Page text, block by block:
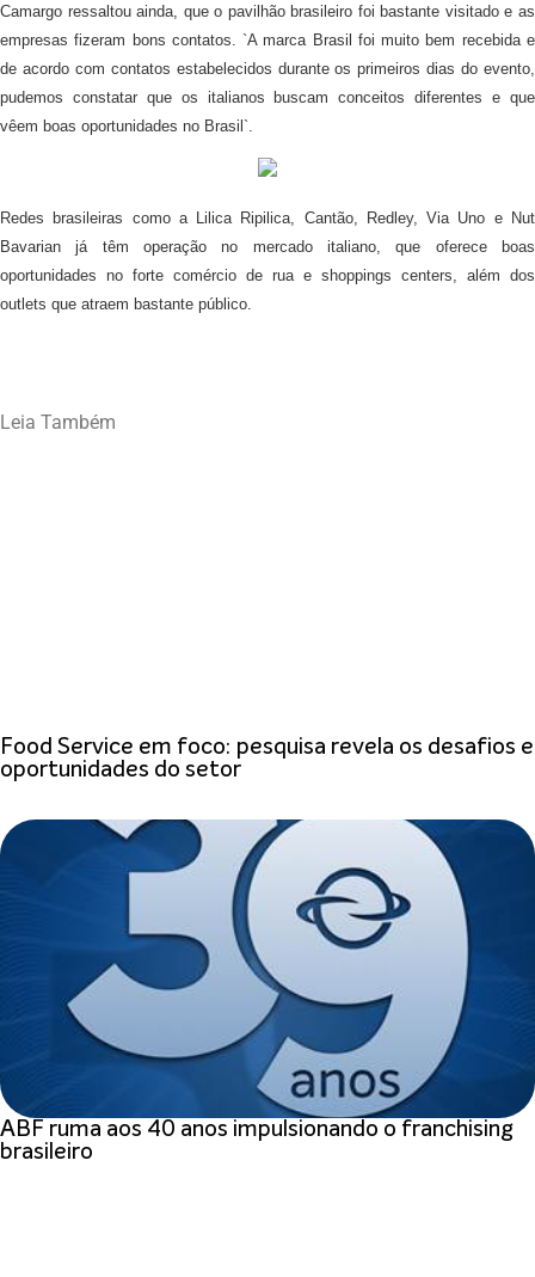
Camargo ressaltou ainda, que o pavilhão brasileiro foi bastante visitado e as
empresas fizeram bons contatos. `A marca Brasil foi muito bem recebida e
de acordo com contatos estabelecidos durante os primeiros dias do evento,
pudemos constatar que os italianos buscam conceitos diferentes e que
vêem boas oportunidades no Brasil`.
Redes brasileiras como a Lilica Ripilica, Cantão, Redley, Via Uno e Nut
Bavarian já têm operação no mercado italiano, que oferece boas
oportunidades no forte comércio de rua e shoppings centers, além dos
outlets que atraem bastante público.
Leia Também
Food Service em foco: pesquisa revela os desafios e
oportunidades do setor
ABF ruma aos 40 anos impulsionando o franchising
brasileiro